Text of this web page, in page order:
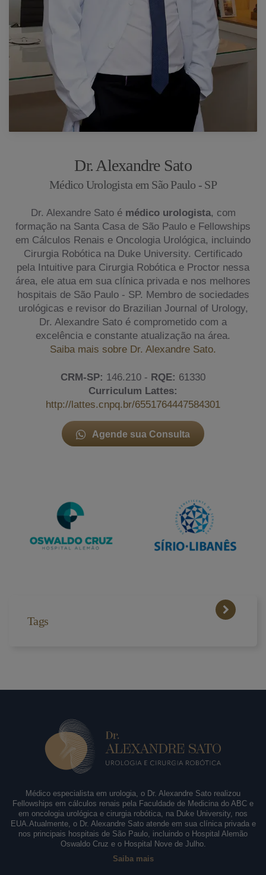
Dr. Alexandre Sato
Médico Urologista em São Paulo - SP
Dr. Alexandre Sato é médico urologista, com
formação na Santa Casa de São Paulo e Fellowships
em Cálculos Renais e Oncologia Urológica, incluindo
Cirurgia Robótica na Duke University. Certificado
pela Intuitive para Cirurgia Robótica e Proctor nessa
área, ele atua em sua clínica privada e nos melhores
hospitais de São Paulo - SP. Membro de sociedades
urológicas e revisor do Brazilian Journal of Urology,
Dr. Alexandre Sato é comprometido com a
excelência e constante atualização na área.
Saiba mais sobre Dr. Alexandre Sato.
CRM-SP: 146.210 - RQE: 61330
Curriculum Lattes:
http://lattes.cnpq.br/6551764447584301
Agende sua Consulta
Tags
Médico especialista em urologia, o Dr. Alexandre Sato realizou
Fellowships em cálculos renais pela Faculdade de Medicina do ABC e
em oncologia urológica e cirurgia robótica, na Duke University, nos
EUA.Atualmente, o Dr. Alexandre Sato atende em sua clínica privada e
nos principais hospitais de São Paulo, incluindo o Hospital Alemão
Oswaldo Cruz e o Hospital Nove de Julho.
Saiba mais